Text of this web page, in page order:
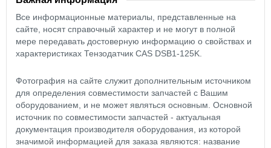
Все информационные материалы, представленные на
сайте, носят справочный характер и не могут в полной
мере передавать достоверную информацию о свойствах и
характеристиках Тензодатчик CAS DSB1-125K.
Фотография на сайте служит дополнительным источником
для определения совместимости запчастей с Вашим
оборудованием, и не может являться основным. Основной
источник по совместимости запчастей - актуальная
документация производителя оборудования, из которой
значимой информацией для заказа являются: название